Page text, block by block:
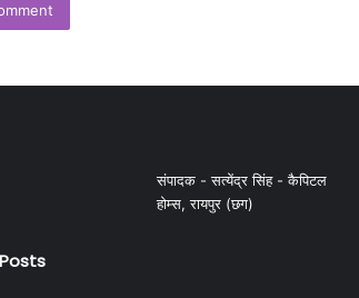
संपादक - सत्येंद्र सिंह - कैपिटल
होम्स, रायपुर (छग)